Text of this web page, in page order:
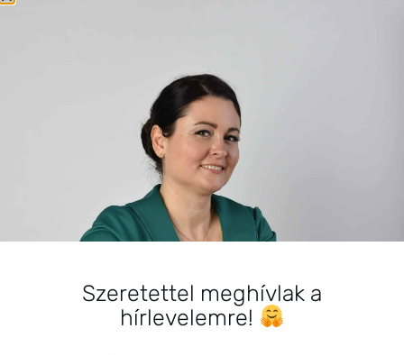
BEMUTATKOZÁS
Sziasztok! Szarvas Niki vagyok, a HerbClinic alapítója,
Szeretettel meghívlak a
hírlevelemre!